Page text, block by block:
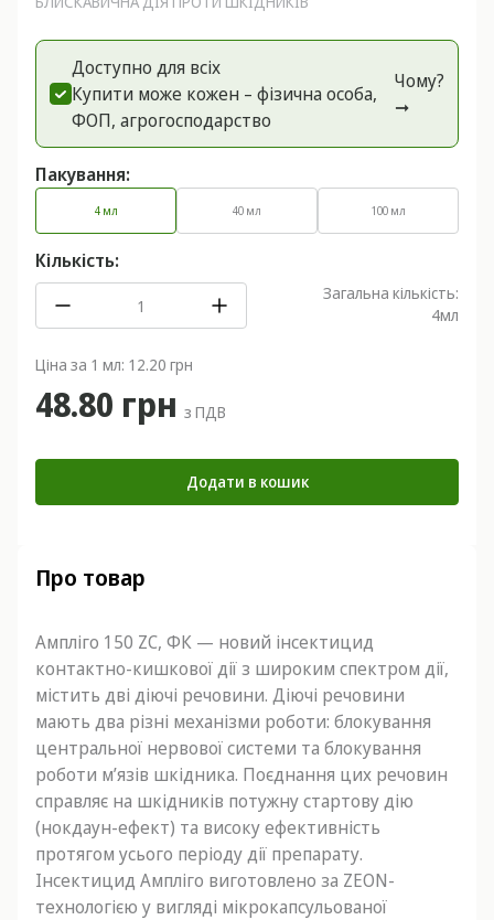
Доступно для всіх
Купити може кожен – фізична особа,
ФОП, агрогоспoдарство
Чому?
➞
Пакування:
4 мл 40 мл 100 мл
Кількість:
Загальна кількість:
4мл
Ціна за 1 мл: 12.20 грн
48.80 грн з ПДВ
Додати в кошик
Про товар
Ампліго 150 ZC, ФК — новий інсектицид
контактно-кишкової дії з широким спектром дії,
містить дві діючі речовини. Діючі речовини
мають два різні механізми роботи: блокування
центральної нервової системи та блокування
роботи м’язів шкідника. Поєднання цих речовин
справляє на шкідників потужну стартову дію
(нокдаун-ефект) та високу ефективність
протягом усього періоду дії препарату.
Інсектицид Ампліго виготовлено за ZEON-
технологією у вигляді мікрокапсульованої